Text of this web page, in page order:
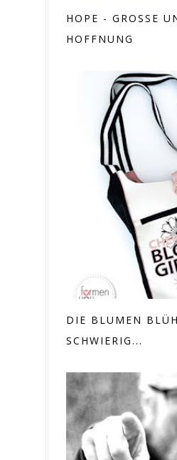
HOPE - GROSSE
OFFNUNG
DIE BLUMEN
SCHWIERIG...